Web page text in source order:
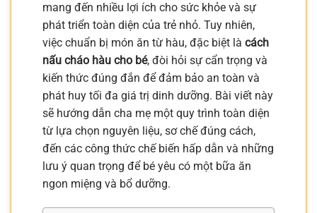
mang đến nhiều lợi ích cho sức khỏe và sự
phát triển toàn diện của trẻ nhỏ. Tuy nhiên,
việc chuẩn bị món ăn từ hàu, đặc biệt là cách
nấu cháo hàu cho bé, đòi hỏi sự cẩn trọng và
kiến thức đúng đắn để đảm bảo an toàn và
phát huy tối đa giá trị dinh dưỡng. Bài viết này
sẽ hướng dẫn cha mẹ một quy trình toàn diện
từ lựa chọn nguyên liệu, sơ chế đúng cách,
đến các công thức chế biến hấp dẫn và những
lưu ý quan trọng để bé yêu có một bữa ăn
ngon miệng và bổ dưỡng.